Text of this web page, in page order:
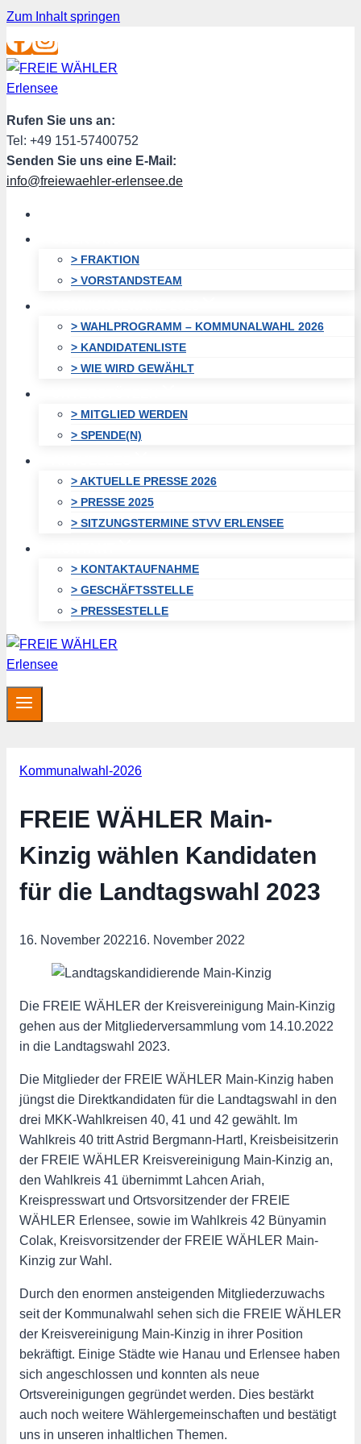
Zum Inhalt springen
Rufen Sie uns an:
Tel: +49 151-57400752
Senden Sie uns eine E-Mail:
info@freiewaehler-erlensee.de
> FRAKTION
> VORSTANDSTEAM
> WAHLPROGRAMM – KOMMUNALWAHL 2026
> KANDIDATENLISTE
> WIE WIRD GEWÄHLT
> MITGLIED WERDEN
> SPENDE(N)
> AKTUELLE PRESSE 2026
> PRESSE 2025
> SITZUNGSTERMINE STVV ERLENSEE
> KONTAKTAUFNAHME
> GESCHÄFTSSTELLE
> PRESSESTELLE
Kommunalwahl-2026
FREIE WÄHLER Main-
Kinzig wählen Kandidaten
für die Landtagswahl 2023
16. November 202216. November 2022
Die FREIE WÄHLER der Kreisvereinigung Main-Kinzig
gehen aus der Mitgliederversammlung vom 14.10.2022
in die Landtagswahl 2023.
Die Mitglieder der FREIE WÄHLER Main-Kinzig haben
jüngst die Direktkandidaten für die Landtagswahl in den
drei MKK-Wahlkreisen 40, 41 und 42 gewählt. Im
Wahlkreis 40 tritt Astrid Bergmann-Hartl, Kreisbeisitzerin
der FREIE WÄHLER Kreisvereinigung Main-Kinzig an,
den Wahlkreis 41 übernimmt Lahcen Ariah,
Kreispresswart und Ortsvorsitzender der FREIE
WÄHLER Erlensee, sowie im Wahlkreis 42 Bünyamin
Colak, Kreisvorsitzender der FREIE WÄHLER Main-
Kinzig zur Wahl.
Durch den enormen ansteigenden Mitgliederzuwachs
seit der Kommunalwahl sehen sich die FREIE WÄHLER
der Kreisvereinigung Main-Kinzig in ihrer Position
bekräftigt. Einige Städte wie Hanau und Erlensee haben
sich angeschlossen und konnten als neue
Ortsvereinigungen gegründet werden. Dies bestärkt
auch noch weitere Wählergemeinschaften und bestätigt
uns in unseren inhaltlichen Themen.